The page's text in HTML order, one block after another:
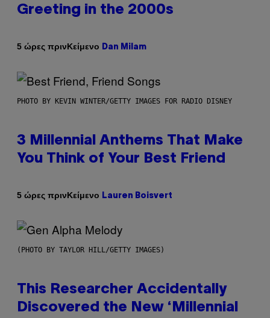
Greeting in the 2000s
5 ώρες πρινΚείμενο Dan Milam
PHOTO BY KEVIN WINTER/GETTY IMAGES FOR RADIO DISNEY
3 Millennial Anthems That Make
You Think of Your Best Friend
5 ώρες πρινΚείμενο Lauren Boisvert
(PHOTO BY TAYLOR HILL/GETTY IMAGES)
This Researcher Accidentally
Discovered the New ‘Millennial